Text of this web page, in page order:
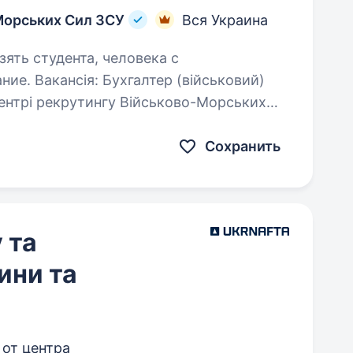
Сил ЗСУ Вся Украина
студента, человека с
рекрутингу Військово-Морських
України! Дистанційний…Сохранить
та
центра